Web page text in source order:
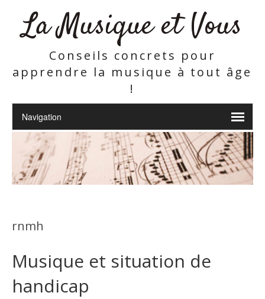
La Musique et Vous
Conseils concrets pour
apprendre la musique à tout âge
!
rnmh
Musique et situation de
handicap